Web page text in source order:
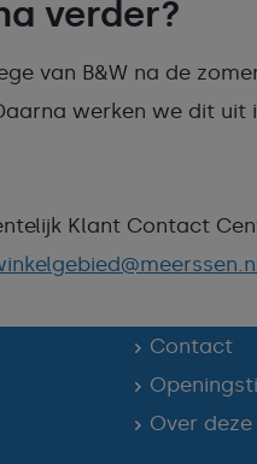
verder?
van B&W na de
werken we dit uit
Klant Contact
Contact
Over